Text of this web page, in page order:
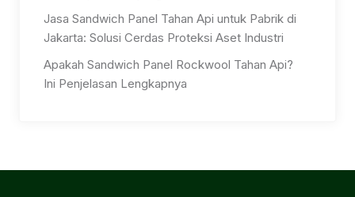
Jasa Sandwich Panel Tahan Api untuk Pabrik di
Jakarta: Solusi Cerdas Proteksi Aset Industri
Apakah Sandwich Panel Rockwool Tahan Api?
Ini Penjelasan Lengkapnya